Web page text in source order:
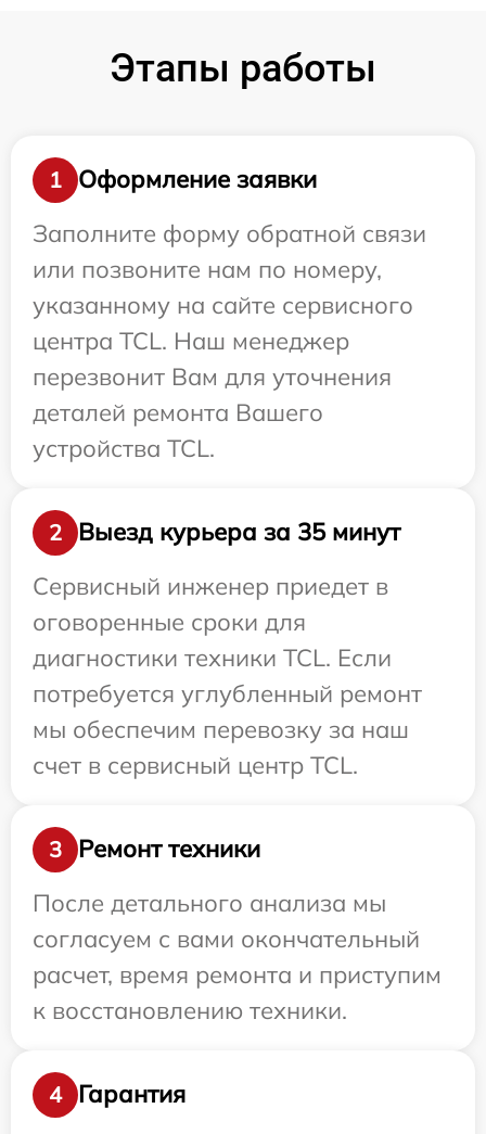
Этапы работы
1
Оформление заявки
Заполните форму обратной связи
или позвоните нам по номеру,
указанному на сайте сервисного
центра TCL. Наш менеджер
перезвонит Вам для уточнения
деталей ремонта Вашего
устройства TCL.
2
Выезд курьера за 35 минут
Сервисный инженер приедет в
оговоренные сроки для
диагностики техники TCL. Если
потребуется углубленный ремонт
мы обеспечим перевозку за наш
счет в сервисный центр TCL.
3
Ремонт техники
После детального анализа мы
согласуем с вами окончательный
расчет, время ремонта и приступим
к восстановлению техники.
4
Гарантия